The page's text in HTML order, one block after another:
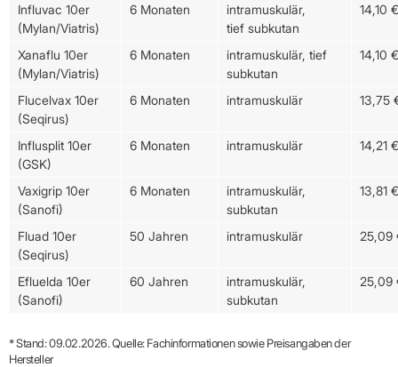
Influvac 10er
(Mylan/Viatris)
6 Monaten
intramuskulär,
tief subkutan
14,10 €
Xanaflu 10er
(Mylan/Viatris)
6 Monaten
intramuskulär, tief
subkutan
14,10 €
Flucelvax 10er
(Seqirus)
6 Monaten intramuskulär 13,75
Influsplit 10er
(GSK)
6 Monaten intramuskulär 14,21 €
Vaxigrip 10er
(Sanofi)
6 Monaten
intramuskulär,
subkutan
13,81 €
Fluad 10er
(Seqirus)
50 Jahren intramuskulär 25,09
Efluelda 10er
(Sanofi)
60 Jahren
intramuskulär,
subkutan
25,09
* Stand: 09.02.2026. Quelle: Fachinformationen sowie Preisangaben der
Hersteller